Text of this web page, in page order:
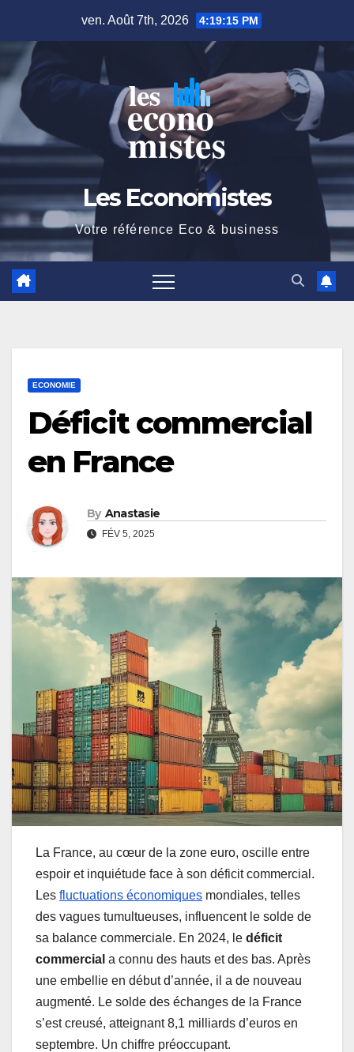
content
ven. Août 7th, 2026 4:19:16 PM
Les Economistes
Votre référence Eco & business
ECONOMIE
Déficit commercial
en France
By Anastasie
FÉV 5, 2025
La France, au cœur de la zone euro, oscille entre
espoir et inquiétude face à son déficit commercial.
Les fluctuations économiques mondiales, telles
des vagues tumultueuses, influencent le solde de
sa balance commerciale. En 2024, le déficit
commercial a connu des hauts et des bas. Après
une embellie en début d’année, il a de nouveau
augmenté. Le solde des échanges de la France
s’est creusé, atteignant 8,1 milliards d’euros en
septembre. Un chiffre préoccupant.